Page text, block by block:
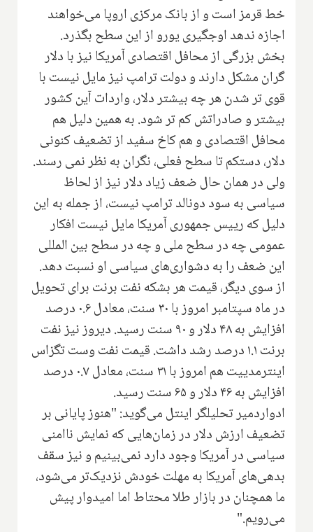
خط قرمز است و از بانک مرکزی اروپا می‌خواهند
اجازه ندهد اوجگیری یورو از این سطح بگذرد.
بخش بزرگی از محافل اقتصادی آمریکا نیز با دلار
گران مشکل دارند و دولت ترامپ نیز مایل نیست با
قوی تر شدن هر چه بیشتر دلار، واردات آین کشور
بیشتر و صادراتش کم تر شود. به همین دلیل هم
محافل اقتصادی و هم کاخ سفید از تضعیف کنونی
دلار، دستکم تا سطح فعلی، نگران به نظر نمی رسند.
ولی در همان حال ضعف زیاد دلار نیز از لحاظ
سیاسی به سود دونالد ترامپ نیست، از جمله به این
دلیل که رییس جمهوری آمریکا مایل نیست افکار
عمومی چه در سطح ملی و چه در سطح بین المللی
این ضعف را به دشواری‌های سیاسی او نسبت دهد.
از سوی دیگر، قیمت هر بشکه نفت برنت برای تحویل
در ماه سپتامبر امروز با ۳۰ سنت، معادل ۰.۶ درصد
افزایش به ۴۸ دلار و ۹۰ سنت رسید. دیروز نیز نفت
برنت ۱.۱ درصد رشد داشت. قیمت نفت وست تگزاس
اینترمدییت هم امروز با ۳۱ سنت، معادل ۰.۷ درصد
افزایش به ۴۶ دلار و ۶۵ سنت رسید.
ادواردمیر تحلیلگر اینتل می‌گوید: "هنوز پایانی بر
تضعیف ارزش دلار در زمان‌هایی که نمایش ناامنی
سیاسی در آمریکا وجود دارد نمی‌بینیم و نیز سقف
بدهی‌های آمریکا به مهلت خودش نزدیک‌تر می‌شود،
ما همچنان در بازار طلا محتاط اما امیدوار پیش
می‌رویم."